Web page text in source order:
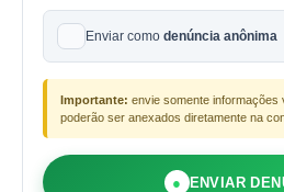
Enviar como denúncia anônima
Importante: envie somente
poderão ser anexados diretamente na
● ENVIAR